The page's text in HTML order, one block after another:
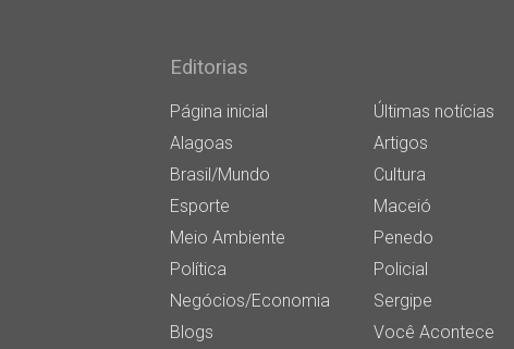
Editorias
Página inicial
Últimas notícias
Alagoas
Artigos
Brasil/Mundo
Cultura
Esporte
Maceió
Meio Ambiente
Penedo
Política
Policial
Negócios/Economia
Sergipe
Blogs
Você Acontece